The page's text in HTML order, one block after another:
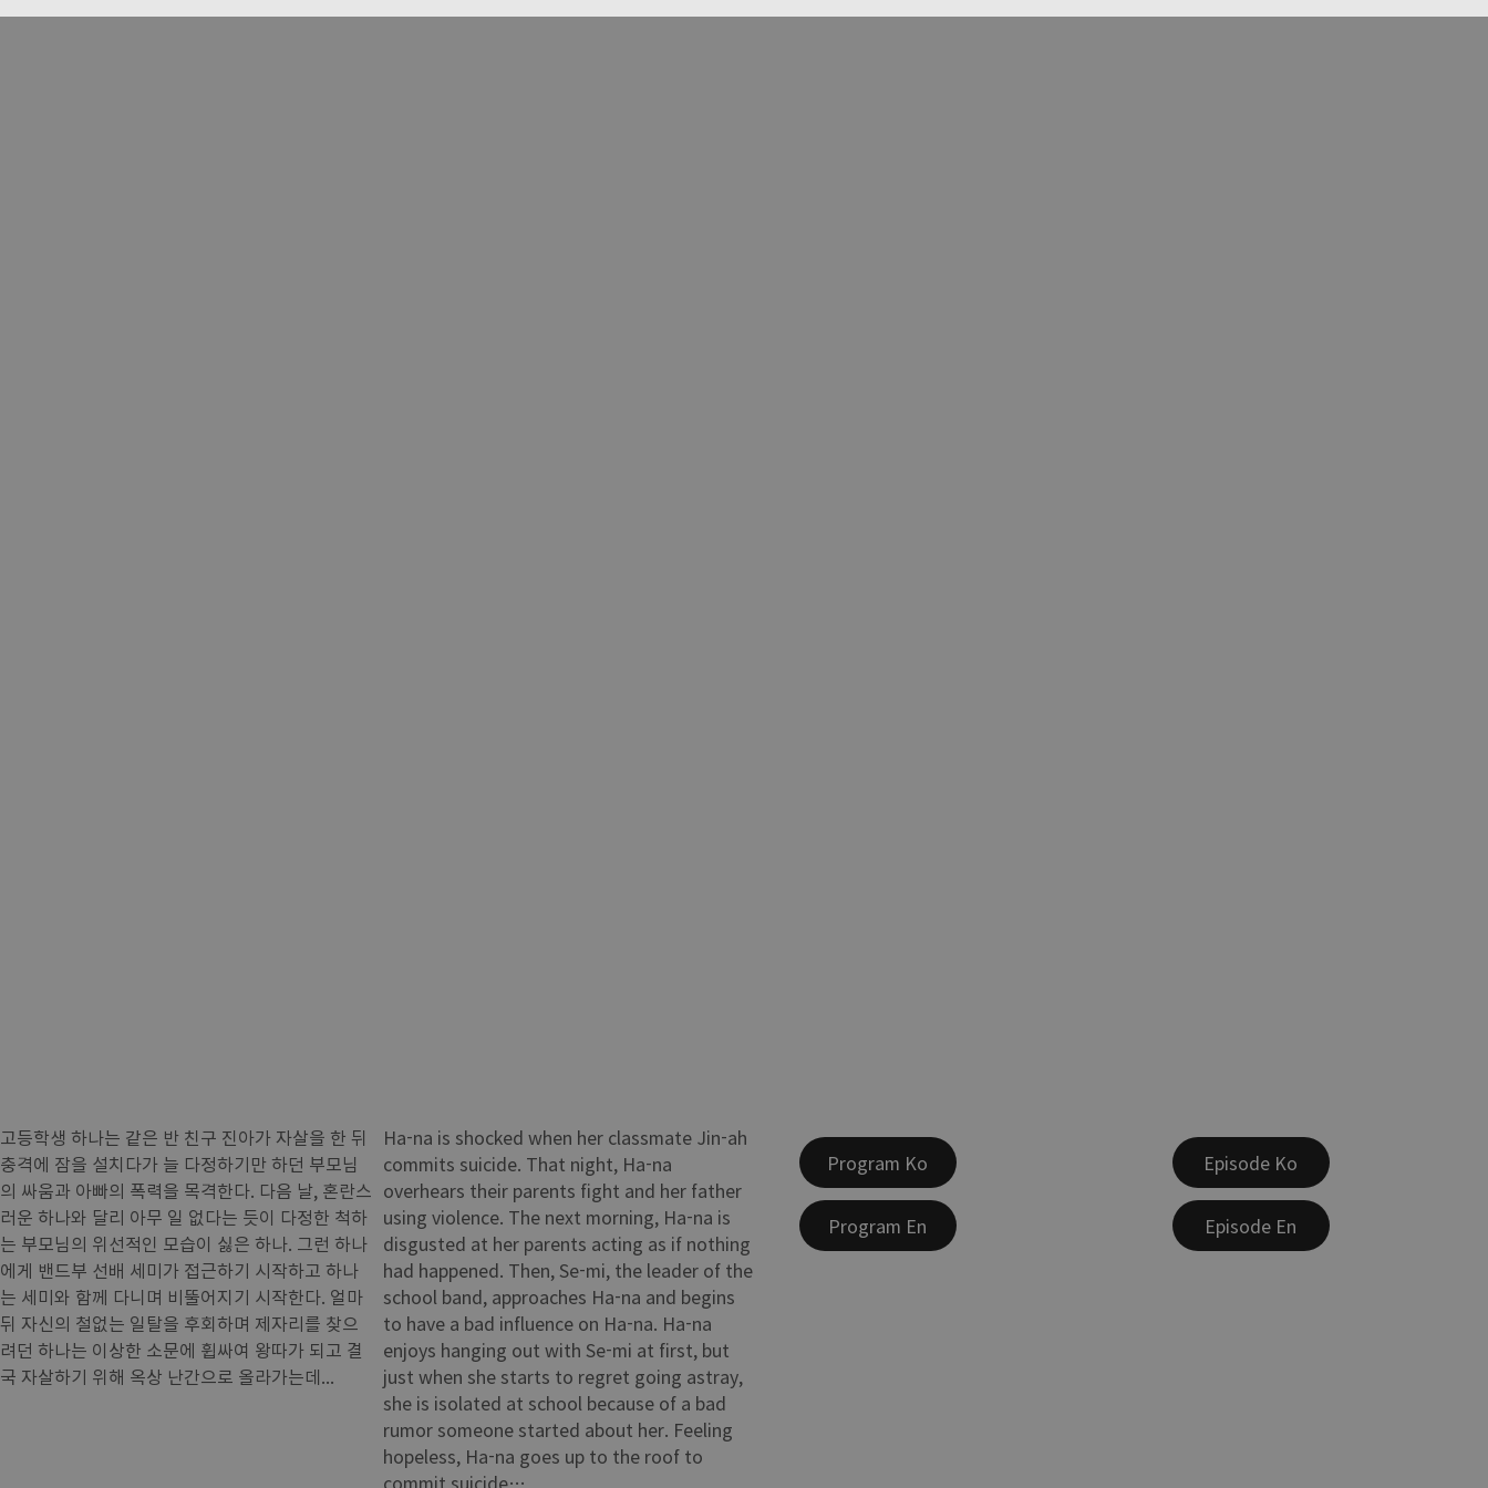
고등학생 하나는 같은 반 친구 진아가 자살을 한 뒤
충격에 잠을 설치다가 늘 다정하기만 하던 부모님
의 싸움과 아빠의 폭력을 목격한다. 다음 날, 혼란스
러운 하나와 달리 아무 일 없다는 듯이 다정한 척하
는 부모님의 위선적인 모습이 싫은 하나. 그런 하나
에게 밴드부 선배 세미가 접근하기 시작하고 하나
는 세미와 함께 다니며 비뚤어지기 시작한다. 얼마
뒤 자신의 철없는 일탈을 후회하며 제자리를 찾으
려던 하나는 이상한 소문에 휩싸여 왕따가 되고 결
국 자살하기 위해 옥상 난간으로 올라가는데...
Ha-na is shocked when her classmate Jin-ah
commits suicide. That night, Ha-na
overhears their parents fight and her father
using violence. The next morning, Ha-na is
disgusted at her parents acting as if nothing
had happened. Then, Se-mi, the leader of the
school band, approaches Ha-na and begins
to have a bad influence on Ha-na. Ha-na
enjoys hanging out with Se-mi at first, but
just when she starts to regret going astray,
she is isolated at school because of a bad
rumor someone started about her. Feeling
hopeless, Ha-na goes up to the roof to
commit suicide…
Program Ko
Program En
Episode Ko
Episode En